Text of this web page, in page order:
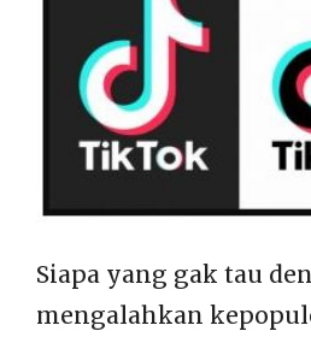
Siapa yang gak tau
mengalahkan